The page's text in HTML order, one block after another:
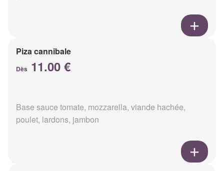
Piza cannibale
Dès 11.00 €
Base sauce tomate, mozzarella, viande hachée,
poulet, lardons, jambon